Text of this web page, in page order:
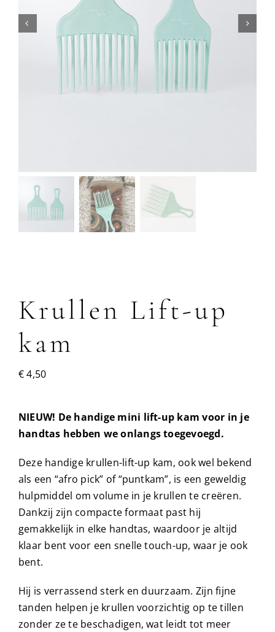
Handige videos
Over ons
Klantenservice
Krullen Lift-up
kam
€4,50
NIEUW! De handige mini lift-up kam voor in je
handtas hebben we onlangs toegevoegd.
Deze handige krullen-lift-up kam, ook wel bekend
als een “afro pick” of “puntkam”, is een geweldig
hulpmiddel om volume in je krullen te creëren.
Dankzij zijn compacte formaat past hij
gemakkelijk in elke handtas, waardoor je altijd
klaar bent voor een snelle touch-up, waar je ook
bent.
Hij is verrassend sterk en duurzaam. Zijn fijne
tanden helpen je krullen voorzichtig op te tillen
zonder ze te beschadigen, wat leidt tot meer